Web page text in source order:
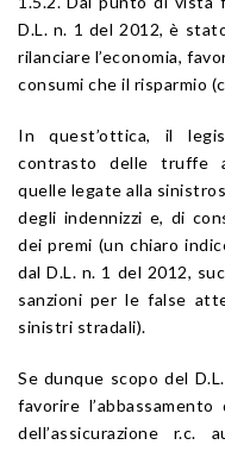
D.L. n. 1 del 2012, è
rilanciare l’economia,
consumi che il risparmio
In quest’ottica, il
contrasto delle truffe
quelle legate alla
degli indennizzi e, di
dei premi (un chiaro
dal D.L. n. 1 del 2012,
sanzioni per le false
sinistri stradali).
Se dunque scopo del
favorire
dell’assicurazione